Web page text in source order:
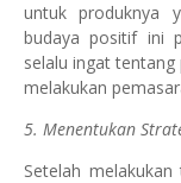
untuk produknya
budaya positif ini
selalu ingat
melakukan
5. Menentukan
Setelah